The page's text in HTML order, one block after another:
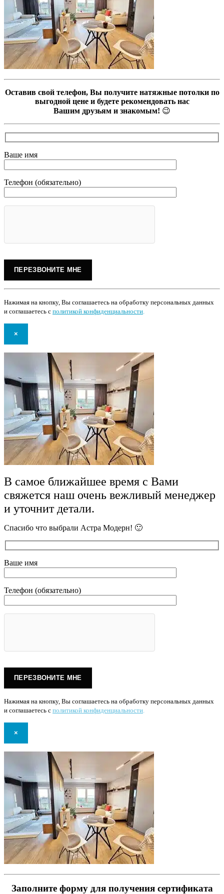
Оставив свой телефон, Вы получите натяжные потолки по
выгодной цене и будете рекомендовать нас
Вашим друзьям и знакомым! 😉
Ваше имя
Телефон (обязательно)
Нажимая на кнопку, Вы соглашаетесь на обработку персональных данных
и соглашаетесь с политикой конфиденциальности
×
В самое ближайшее время с Вами
свяжется наш очень вежливый менеджер
и уточнит детали.
Спасибо что выбрали Астра Модерн! 🙂
Ваше имя
Телефон (обязательно)
Нажимая на кнопку, Вы соглашаетесь на обработку персональных данных
и соглашаетесь с политикой конфиденциальности
×
Заполните форму для получения сертификата